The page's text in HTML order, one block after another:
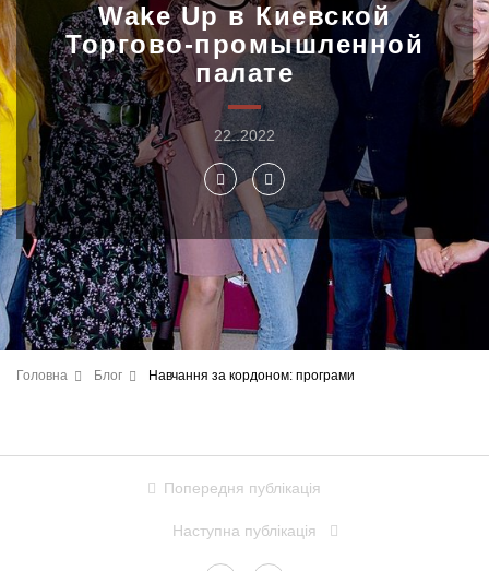
Wake Up в Киевской
Торгово-промышленной
палате
22..2022
Головна Блог Навчання за кордоном: програми
Попередня публікація
Наступна публікація